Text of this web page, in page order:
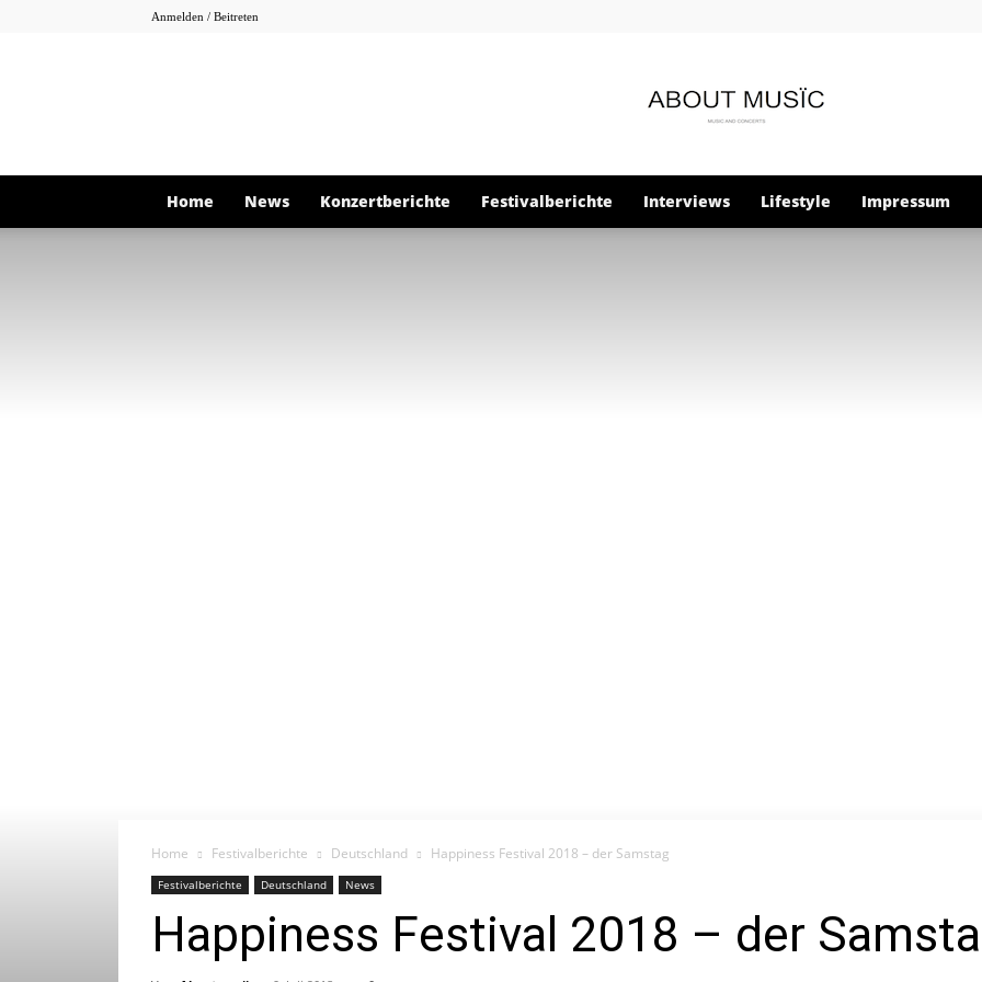
Anmelden / Beitreten
About
Home News Konzertberichte Festivalberichte Interviews Lifestyle Impressum
Home Festivalberichte Deutschland Happiness Festival 2018 – der Samstag
Festivalberichte Deutschland News
Happiness Festival 2018 – der